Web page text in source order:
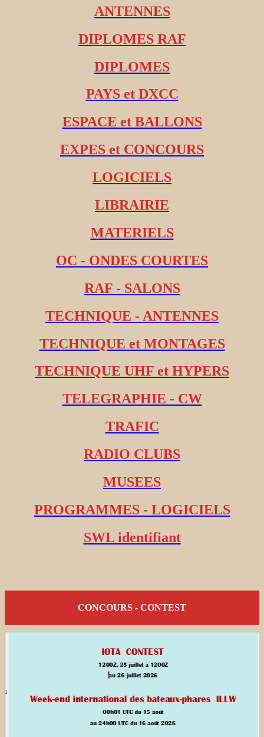
ANTENNES
DIPLOMES RAF
DIPLOMES
PAYS et DXCC
ESPACE et BALLONS
EXPES et CONCOURS
LOGICIELS
LIBRAIRIE
MATERIELS
OC - ONDES COURTES
RAF - SALONS
TECHNIQUE - ANTENNES
TECHNIQUE et MONTAGES
TECHNIQUE UHF et HYPERS
TELEGRAPHIE - CW
TRAFIC
RADIO CLUBS
MUSEES
PROGRAMMES - LOGICIELS
SWL identifiant
CONCOURS - CONTEST